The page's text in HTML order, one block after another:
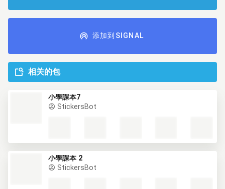
添加到SIGNAL
相关的包
小學課本7
StickersBot
小學課本 2
StickersBot